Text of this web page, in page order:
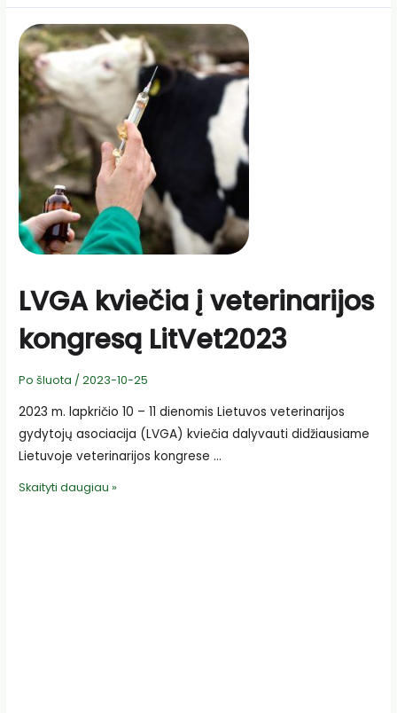
LVGA kviečia į veterinarijos
kongresą LitVet2023
Po šluota /2023-10-25
2023 m. lapkričio 10 – 11 dienomis Lietuvos veterinarijos
gydytojų asociacija (LVGA) kviečia dalyvauti didžiausiame
Lietuvoje veterinarijos kongrese …
LVGA
Skaityti daugiau »